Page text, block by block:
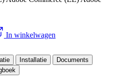
In winkelwagen
Installatie
Documents